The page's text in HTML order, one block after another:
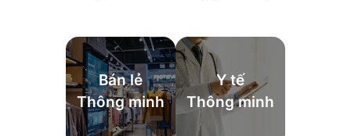
Bán lẻ
Thông minh
Y tế
Thông minh